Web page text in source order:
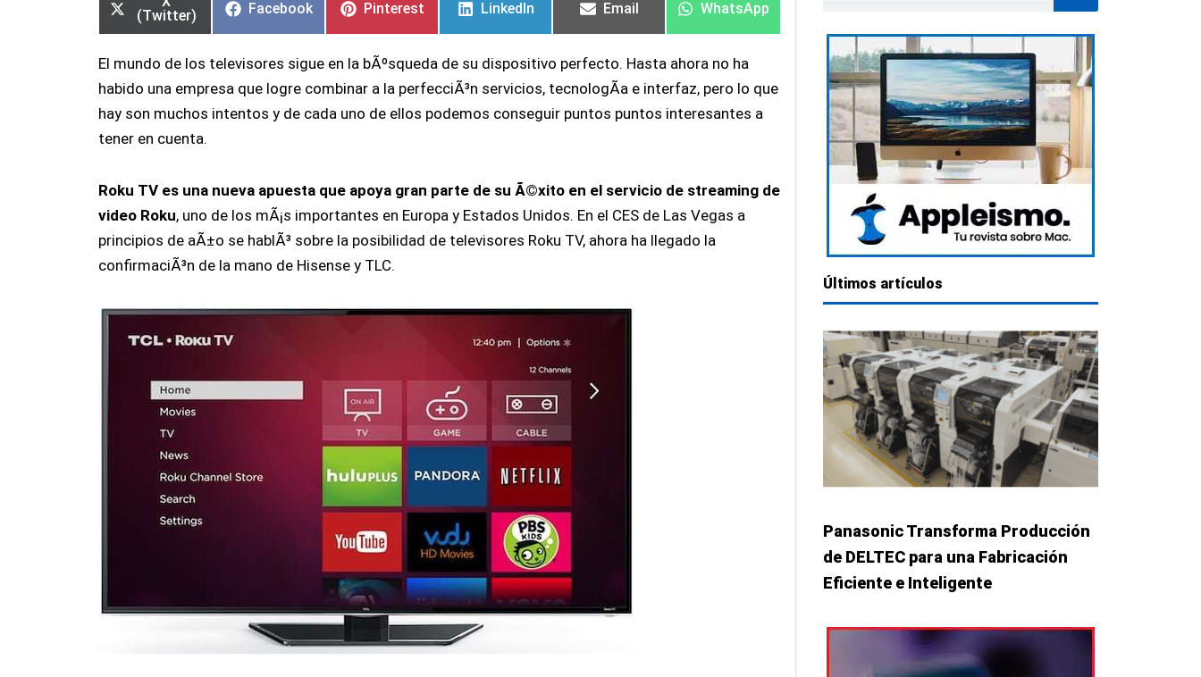
(Twitter)
Facebook
Pinterest
LinkedIn
Email
WhatsApp
El mundo de los televisores sigue en la bÃºsqueda de su dispositivo perfecto. Hasta ahora no ha
habido una empresa que logre combinar a la perfecciÃ³n servicios, tecnologÃ­a e interfaz, pero lo que
hay son muchos intentos y de cada uno de ellos podemos conseguir puntos puntos interesantes a
tener en cuenta.
Roku TV es una nueva apuesta que apoya gran parte de su Ã©xito en el servicio de streaming de
video Roku, uno de los mÃ¡s importantes en Europa y Estados Unidos. En el CES de Las Vegas a
principios de aÃ±o se hablÃ³ sobre la posibilidad de televisores Roku TV, ahora ha llegado la
confirmaciÃ³n de la mano de Hisense y TLC.
Últimos artículos
Panasonic Transforma Producción
de DELTEC para una Fabricación
Eficiente e Inteligente